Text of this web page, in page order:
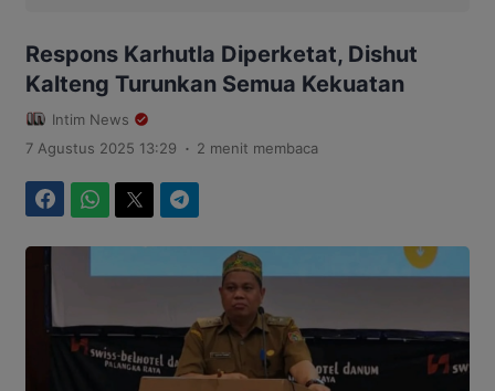
Respons Karhutla Diperketat, Dishut
Kalteng Turunkan Semua Kekuatan
Intim News
7 Agustus 2025 13:29 . 2 menit membaca